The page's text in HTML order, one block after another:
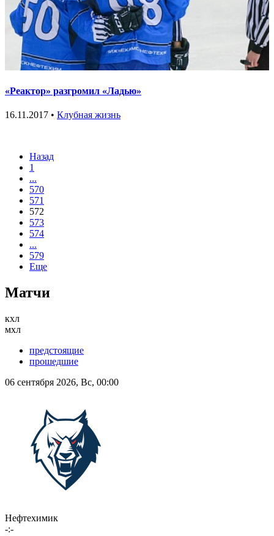
«Реактор» разгромил «Ладью»
16.11.2017 • Клубная жизнь
Назад
1
...
570
571
572
573
574
...
579
Еще
Матчи
кхл
мхл
предстоящие
прошедшие
06 сентября 2026, Вс, 00:00
Нефтехимик
-:-